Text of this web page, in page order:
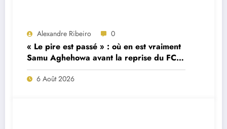
Alexandre Ribeiro 0
« Le pire est passé » : où en est vraiment
Samu Aghehowa avant la reprise du FC
Porto ?
6 Août 2026